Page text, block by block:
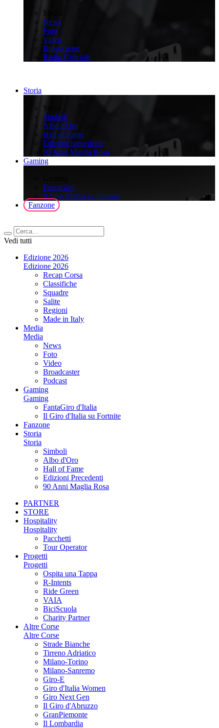
Media
News
Foto
Video
Broadcaster
Radio Ufficiale
Storia
Storia
Simboli
Albo d'Oro
Hall of Fame
Edizioni precedenti
90 Anni Maglia Rosa
Gaming
FantaGiro
ll Giro d'Italia su Fortnite
Fanzone
Vedi tutti
Edizione 2026
Edizione 2026
Recap Corsa
Classifiche
Squadre
Salite
Regioni
Made in Italy
Media
Media
News
Foto
Video
Broadcaster
Podcast
Gaming
Gaming
FantaGiro d'Italia
Il Giro d'Italia su Fortnite
Fanzone
Storia
Storia
Simboli
Albo d'Oro
Hall of Fame
Edizioni Precedenti
90 Anni Maglia Rosa
PARTNER
STORE
Hospitality
Hospitality
Pacchetti
Tour Operator
Progetti
Progetti
Ospita una Tappa
R-Intents
Ride Green
VAIA
BiciScuola
Charity Partner
Altre Corse
Altre Corse
Strade Bianche
Tirreno Adriatico
Milano-Torino
Milano-Sanremo
Giro-E
Giro d'Italia Women
Giro Next Gen
Il Giro d'Abruzzo
GranPiemonte
Il Lombardia